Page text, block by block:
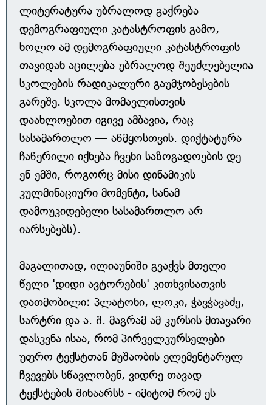
ლიტერატურა უბრალოდ გაქრება
დემოგრაფიული კატასტროფის გამო,
ხოლო ამ დემოგრაფიული კატასტროფის
თავიდან აცილება უბრალოდ შეუძლებელია
სკოლების რადიკალური გაუმჯობესების
გარეშე. სკოლა მომავლისთვის
დაახლოებით იგივე ამბავია, რაც
სასამართლო — აწმყოსთვის. დიქტატურა
ჩაწერილი იქნება ჩვენი საზოგადოების დე-
ენ-ემში, როგორც მისი დინამიკის
კულმინაციური მომენტი, სანამ
დამოუკიდებელი სასამართლო არ
იარსებებს).
მაგალითად, ილიაუნიში გვაქვს მთელი
წელი 'დიდი ავტორების' კითხვისათვის
დათმობილი: პლატონი, ლოკი, ჭავჭავაძე,
სარტრი და ა. შ. მაგრამ ამ კურსის მთავარი
დასკვნა ისაა, რომ პირველკურსელები
უფრო ტექსტთან მუშაობის ელემენტარულ
ჩვევებს სწავლობენ, ვიდრე თავად
ტექსტების შინაარსს - იმიტომ რომ ეს